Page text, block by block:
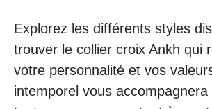
Explorez les différents styles
trouver le collier croix Ankh qui
votre personnalité et vos
intemporel vous accompagnera